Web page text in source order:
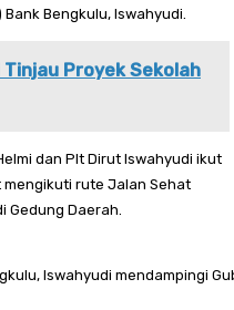
Bengkulu, Iswahyudi.
Tinjau Proyek Sekolah
dan Plt Dirut Iswahyudi ikut
rute Jalan Sehat
Gedung Daerah.
Iswahyudi mendampingi